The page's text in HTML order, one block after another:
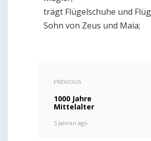
trägt Flügelschuhe und
Sohn von Zeus und Maia;
PREVIOUS
1000 Jahre
Mittelalter
5 Jahren ago